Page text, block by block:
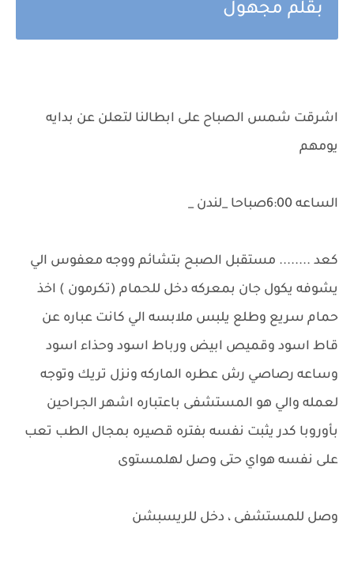
بقلم مجهول
اشرقت شمس الصباح على ابطالنا لتعلن عن بدايه
يومهم
الساعه 6:00صباحا _لندن _
كعد ........ مستقبل الصبح بتشائم ووجه معفوس الي
يشوفه يكول جان بمعركه دخل للحمام (تكرمون ) اخذ
حمام سريع وطلع يلبس ملابسه الي كانت عباره عن
قاط اسود وقميص ابيض ورباط اسود وحذاء اسود
وساعه رصاصي رش عطره الماركه ونزل تريك وتوجه
لعمله والي هو المستشفى باعتباره اشهر الجراحين
بأوروبا كدر يثبت نفسه بفتره قصيره بمجال الطب تعب
على نفسه هواي حتى وصل لهلمستوى
وصل للمستشفى ، دخل للريسبشن